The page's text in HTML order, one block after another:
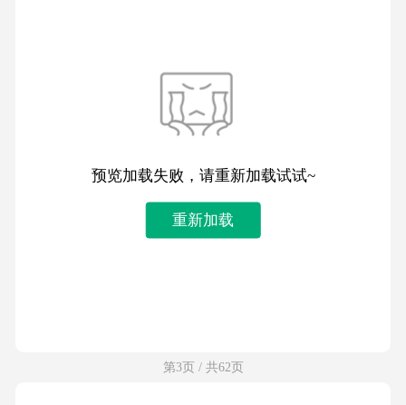
预览加载失败，请重新加载试试~
重新加载
第3页 / 共62页